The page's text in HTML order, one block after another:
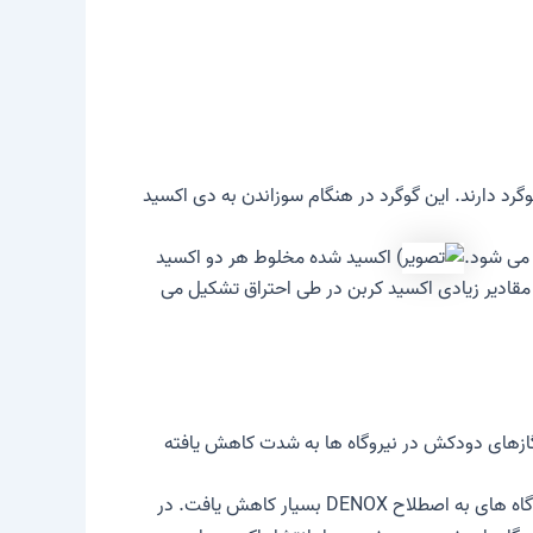
گوگرد و نیتروژن با پیوند ارگانیک دارند و برخی از انواع نفت حتی تا 7 درصد گوگرد دارند. این گوگرد در هنگام سوزاندن به دی اکسید
) اکسید شده مخلوط هر دو اکسید
زیادی اکسید کربن در طی احتراق تشکیل می
سیستم های گوگرد زدایی گازهای دودکش در نیروگاه ها به شدت کاهش یافته
انتشار گازهای گلخانه ای عمدتاً ناشی از نیروگاه ها و ترافیک بود. انتشار گازهای گلخانه ای نیروگاه ها با ساخت نیروگاه های به اصطلاح DENOX بسیار کاهش یافت. در